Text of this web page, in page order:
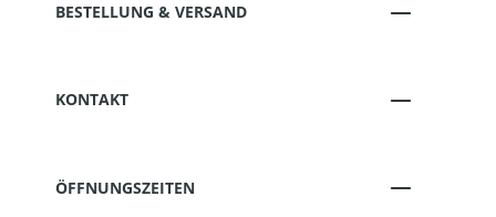
BESTELLUNG & VERSAND
KONTAKT
ÖFFNUNGSZEITEN